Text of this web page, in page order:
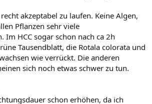
akzeptabel zu laufen. Keine Algen,
Pflanzen sehr viele
Im HCC sogar schon nach ca 2h
Tausendblatt, die Rotala colorata und
wie verrückt. Die anderen
sich noch etwas schwer zu tun.
schon erhöhen, da ich